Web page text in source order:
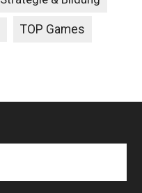
TOP Games